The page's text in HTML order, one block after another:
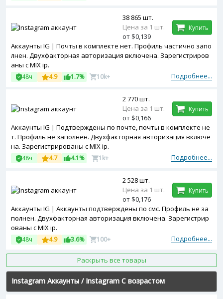
Аккаунты IG | Почты в комплекте нет. Профиль частично запо
лнен. Двухфакторная авторизация включена. Зарегистриров
аны с MIX ip.
Подробнее...
48ч 4.9 1.7% 10k+
38 865 шт.
Цена за 1 шт.
от $0,139
Купить
Аккаунты IG | Подтверждены по почте, почты в комплекте не
т. Профиль не заполнен. Двухфакторная авторизация включе
на. Зарегистрированы с MIX ip.
Подробнее...
48ч 4.7 4.1% 1k+
2 770 шт.
Цена за 1 шт.
от $0,166
Купить
Аккаунты IG | Аккаунты подтверждены по смс. Профиль не за
полнен. Двухфакторная авторизация включена. Зарегистрир
ованы с MIX ip.
Подробнее...
48ч 4.9 3.6% 100+
2 528 шт.
Цена за 1 шт.
от $0,176
Купить
Раскрыть все товары
Instagram Аккаунты / Instagram С возрастом